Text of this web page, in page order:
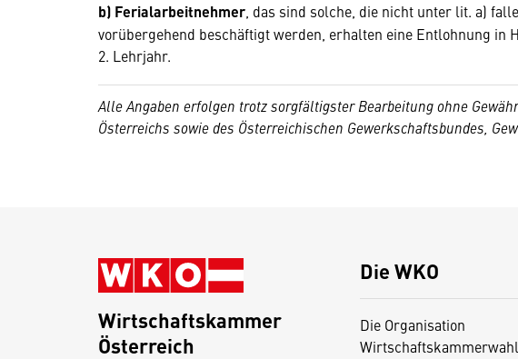
b) Ferialarbeitnehmer , das sind solche, die nicht unter lit. a)
vorübergehend beschäftigt werden, erhalten eine Entlohnung in
2. Lehrjahr.
Alle Angaben erfolgen trotz sorgfältigster Bearbeitung ohne
Österreichs sowie des Österreichischen Gewerkschaftsbundes,
Die WKO
Die Organisation
Wirtschaftskammer
Österreich